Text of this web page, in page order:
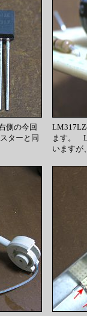
側の今回
ターと同
ます。
いますが